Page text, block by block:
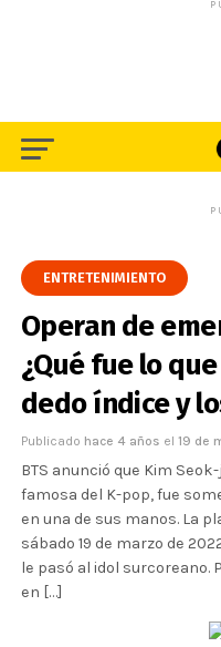
ENTRETENIMIENTO
Operan de
¿Qué fue lo
dedo índice y
Publicado hace 4 años el 19 de
BTS anunció que Kim
famosa del K-pop, fue
en una de sus manos. La
sábado 19 de marzo de
le pasó al idol surcoreano.
en […]